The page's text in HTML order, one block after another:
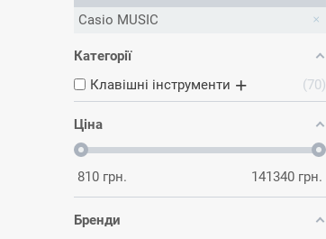
Casio MUSIC
Категорії
Клавішні інструменти
70
Ціна
810 грн. 141340 грн.
Бренди